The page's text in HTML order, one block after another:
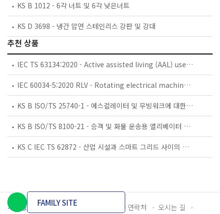
KS B 1012 - 6각 너트 및 6각 낮은너트
KS D 3698 - 냉간 압연 스테인리스 강판 및 강대
추천 상품
IEC TS 63134:2020 - Active assisted living (AAL) use cases
IEC 60034-5:2020 RLV - Rotating electrical machines - Part 5: Degrees of protection provided by the integral design of rotating electrical machines (IP code) - Classification
KS B ISO/TS 25740-1 - 에스컬레이터 및 무빙워크에 대한 안전요건 — 제1부: 세계공통 필수 안전요건(GESRs)
KS B ISO/TS 8100-21 - 승객 및 화물 운송용 엘리베이터 —제21부: 세계공통 필수안전요건(GESRs)을 충족하는 세계공통 안전 파라미터(GSPs)
KS C IEC TS 62872 - 산업 시설과 스마트 그리드 사이의 산업 공정 측정, 제어 및 자동화 시스템 인터페이스
개인정보처리방침 이용약관 담당자 연락처 오시는 길
FAMILY SITE